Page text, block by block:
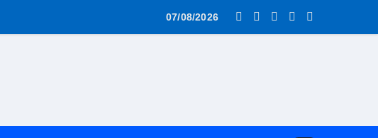
Jalur Hukum
Jatim Ngamuk! Penanganan Laporan Pungli Disdik Butuh 14 Hari:
07/08/2026